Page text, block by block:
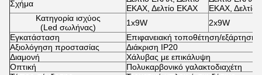
Σχήμα
ΕΚΑΧ, Δελτίο ΕΚΑΧ
ΕΚΑΧ, Δελτίο
Κατηγορία ισχύος
(Led σωλήνας)
1x9W
2x9W
Εγκατάσταση
Επιφανειακή τοποθέτηση/
Αξιολόγηση προστασίας
Διάκριση IP20
Διαμονή
Χάλυβας με επικάλυψη
Οπτική
Πολυκαρβονικό γαλακτοδιαχέτη